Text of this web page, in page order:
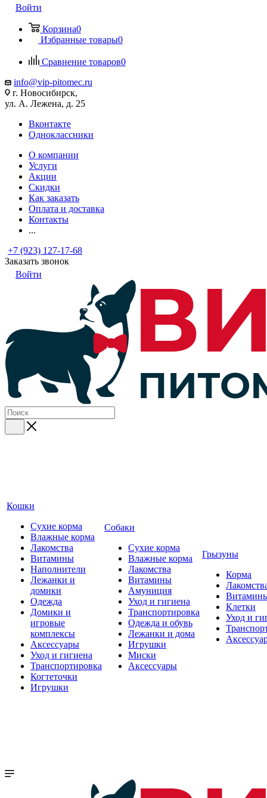
Войти
Корзина0
Избранные товары0
Сравнение товаров0
info@vip-pitomec.ru
г. Новосибирск,
ул. А. Лежена, д. 25
Вконтакте
Одноклассники
О компании
Услуги
Акции
Скидки
Как заказать
Оплата и доставка
Контакты
...
+7 (923) 127-17-68
Заказать звонок
Войти
Кошки
Сухие корма
Влажные корма
Лакомства
Витамины
Наполнители
Лежанки и
домики
Одежда
Домики и
игровые
комплексы
Аксессуары
Уход и гигиена
Транспортировка
Когтеточки
Игрушки
Собаки
Сухие корма
Влажные корма
Лакомства
Витамины
Амуниция
Уход и гигиена
Транспортировка
Одежда и обувь
Лежанки и дома
Игрушки
Миски
Аксессуары
Грызуны
Корма
Клетки
Уход и